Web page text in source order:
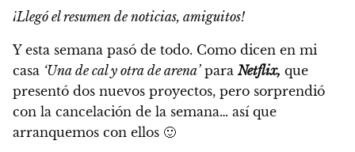
¡Llegó el resumen de noticias, amiguitos!
Y esta semana pasó de todo. Como dicen en mi
casa ‘Una de cal y otra de arena’para Netflix, que
presentó dos nuevos proyectos, pero sorprendió
con la cancelación de la semana… así que
arranquemos con ellos 🙂